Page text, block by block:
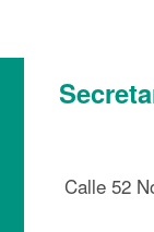
Calle 52